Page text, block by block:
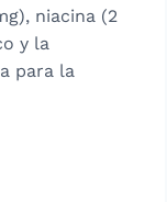
niacina (2
y la
para la